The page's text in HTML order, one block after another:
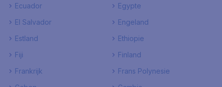
Ecuador
Egypte
El Salvador
Engeland
Estland
Ethiopie
Fiji
Finland
Frankrijk
Frans Polynesie